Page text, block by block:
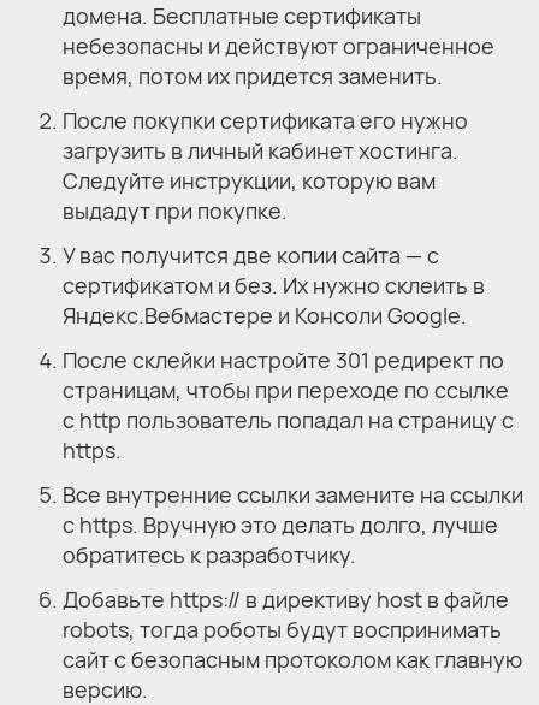
домена. Бесплатные сертификаты
небезопасны и действуют ограниченное
время, потом их придется заменить.
После покупки сертификата его нужно
загрузить в личный кабинет хостинга.
Следуйте инструкции, которую вам
выдадут при покупке.
У вас получится две копии сайта — с
сертификатом и без. Их нужно склеить в
Яндекс.Вебмастере и Консоли Google.
После склейки настройте 301 редирект по
страницам, чтобы при переходе по ссылке
с http пользователь попадал на страницу с
https.
Все внутренние ссылки замените на ссылки
с https. Вручную это делать долго, лучше
обратитесь к разработчику.
Добавьте https:// в директиву host в файле
robots, тогда роботы будут воспринимать
сайт с безопасным протоколом как главную
версию.